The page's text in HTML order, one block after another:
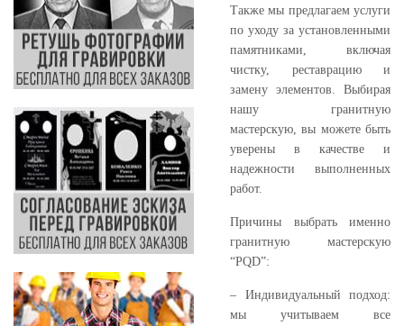
Также мы предлагаем услуги
по уходу за установленными
памятниками, включая
чистку, реставрацию и
замену элементов. Выбирая
нашу гранитную
мастерскую, вы можете быть
уверены в качестве и
надежности выполненных
работ.
Причины выбрать именно
гранитную мастерскую
“PQD”:
– Индивидуальный подход:
мы учитываем все